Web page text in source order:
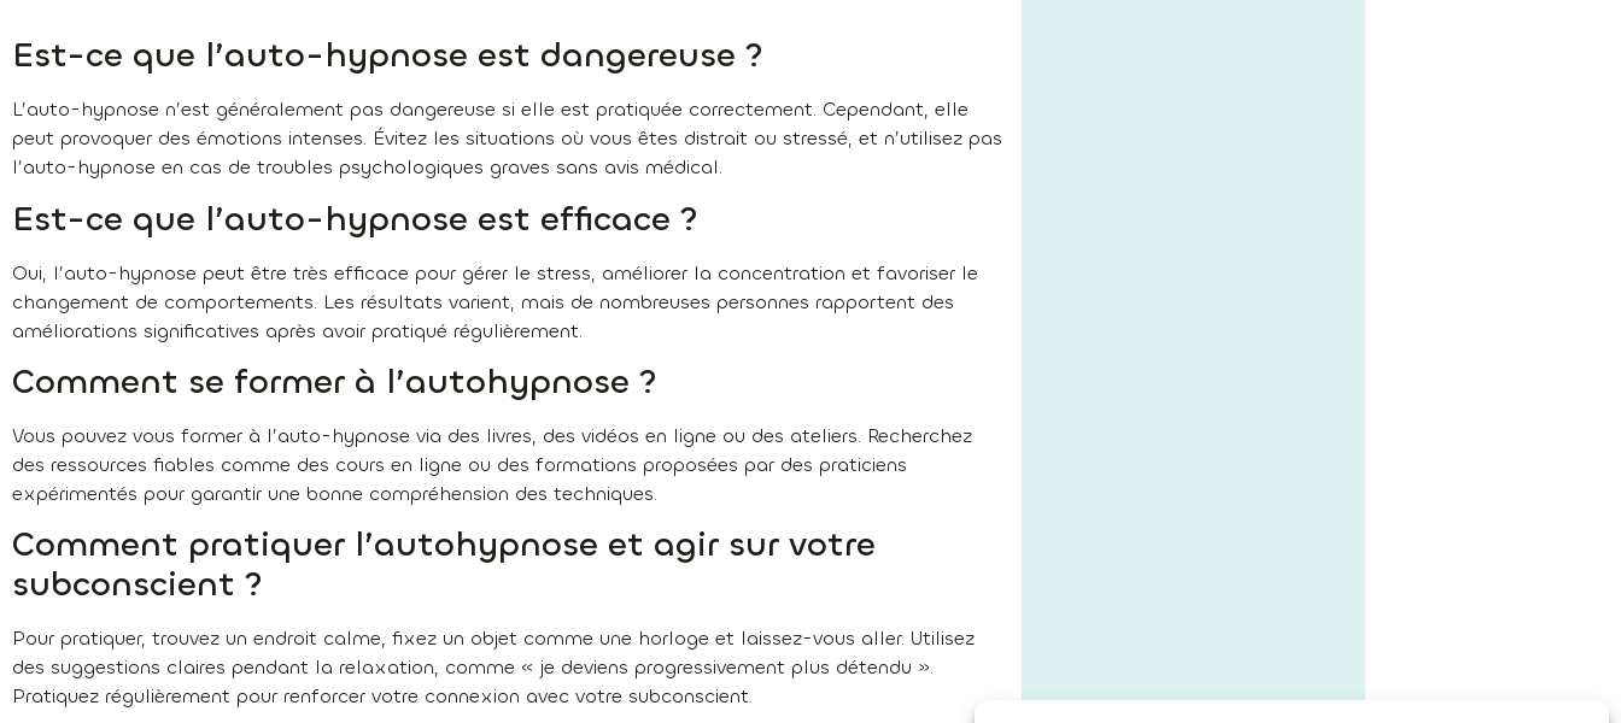
Est-ce que l’auto-hypnose est dangereuse ?
L’auto-hypnose n’est généralement pas dangereuse si elle est pratiquée correctement. Cependant, elle
peut provoquer des émotions intenses. Évitez les situations où vous êtes distrait ou stressé, et n’utilisez pas
l’auto-hypnose en cas de troubles psychologiques graves sans avis médical.
Est-ce que l’auto-hypnose est efficace ?
Oui, l’auto-hypnose peut être très efficace pour gérer le stress, améliorer la concentration et favoriser le
changement de comportements. Les résultats varient, mais de nombreuses personnes rapportent des
améliorations significatives après avoir pratiqué régulièrement.
Comment se former à l’autohypnose ?
Vous pouvez vous former à l’auto-hypnose via des livres, des vidéos en ligne ou des ateliers. Recherchez
des ressources fiables comme des cours en ligne ou des formations proposées par des praticiens
expérimentés pour garantir une bonne compréhension des techniques.
Comment pratiquer l’autohypnose et agir sur votre
subconscient ?
Pour pratiquer, trouvez un endroit calme, fixez un objet comme une horloge et laissez-vous aller. Utilisez
des suggestions claires pendant la relaxation, comme « je deviens progressivement plus détendu ».
Pratiquez régulièrement pour renforcer votre connexion avec votre subconscient.